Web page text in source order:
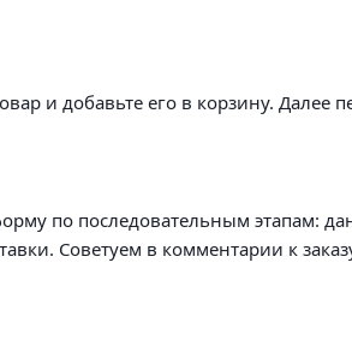
и добавьте его в корзину. Далее
по последовательным этапам:
Советуем в комментарии к